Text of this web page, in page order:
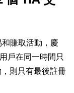
賺取活動，慶
戶在同一時間只
則只有最後註冊